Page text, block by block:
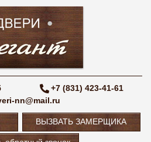
+7 (831) 423-41-61
nn@mail.ru
ВЫЗВАТЬ ЗАМЕРЩИКА